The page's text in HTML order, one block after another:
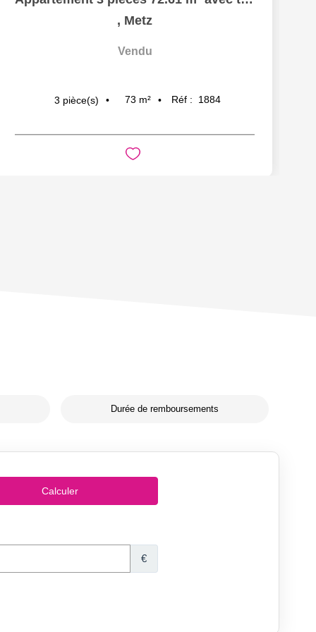
, Metz
Vendu
3 pièce(s) 73 m² Réf : 1884
Durée de remboursements